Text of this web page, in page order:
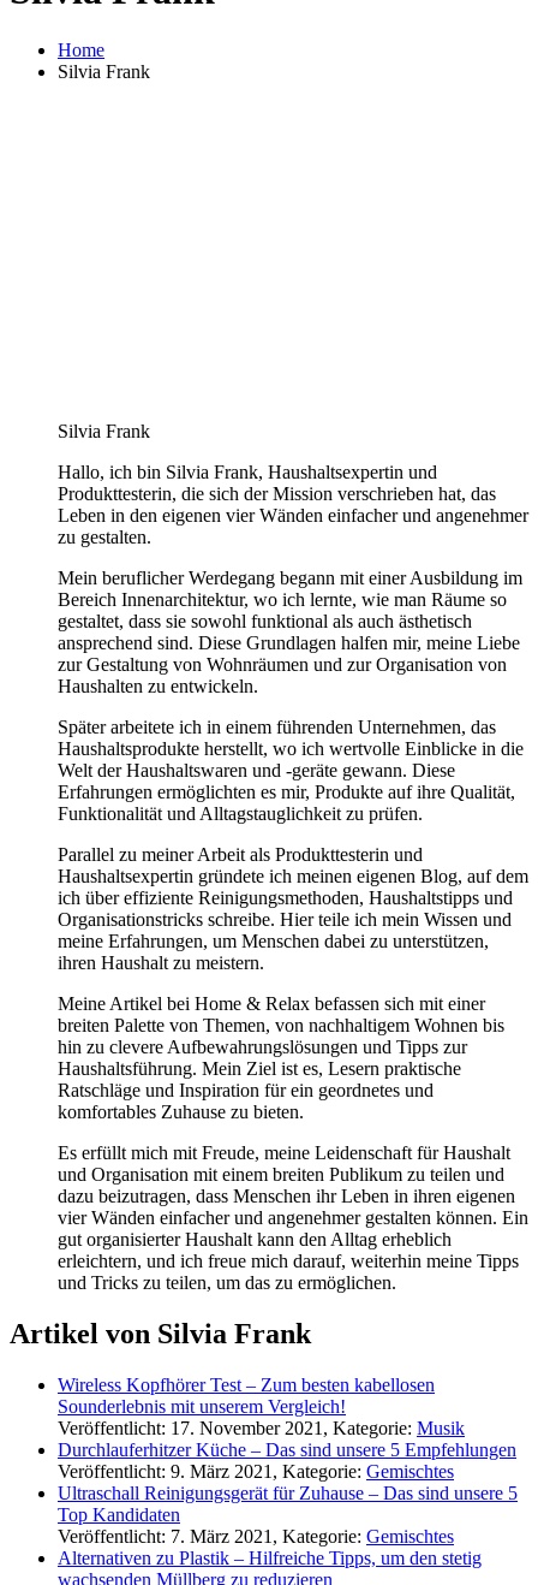
Home
Silvia Frank
Silvia Frank
Hallo, ich bin Silvia Frank, Haushaltsexpertin und
Produkttesterin, die sich der Mission verschrieben hat, das
Leben in den eigenen vier Wänden einfacher und angenehmer
zu gestalten.
Mein beruflicher Werdegang begann mit einer Ausbildung im
Bereich Innenarchitektur, wo ich lernte, wie man Räume so
gestaltet, dass sie sowohl funktional als auch ästhetisch
ansprechend sind. Diese Grundlagen halfen mir, meine Liebe
zur Gestaltung von Wohnräumen und zur Organisation von
Haushalten zu entwickeln.
Später arbeitete ich in einem führenden Unternehmen, das
Haushaltsprodukte herstellt, wo ich wertvolle Einblicke in die
Welt der Haushaltswaren und -geräte gewann. Diese
Erfahrungen ermöglichten es mir, Produkte auf ihre Qualität,
Funktionalität und Alltagstauglichkeit zu prüfen.
Parallel zu meiner Arbeit als Produkttesterin und
Haushaltsexpertin gründete ich meinen eigenen Blog, auf dem
ich über effiziente Reinigungsmethoden, Haushaltstipps und
Organisationstricks schreibe. Hier teile ich mein Wissen und
meine Erfahrungen, um Menschen dabei zu unterstützen,
ihren Haushalt zu meistern.
Meine Artikel bei Home & Relax befassen sich mit einer
breiten Palette von Themen, von nachhaltigem Wohnen bis
hin zu clevere Aufbewahrungslösungen und Tipps zur
Haushaltsführung. Mein Ziel ist es, Lesern praktische
Ratschläge und Inspiration für ein geordnetes und
komfortables Zuhause zu bieten.
Es erfüllt mich mit Freude, meine Leidenschaft für Haushalt
und Organisation mit einem breiten Publikum zu teilen und
dazu beizutragen, dass Menschen ihr Leben in ihren eigenen
vier Wänden einfacher und angenehmer gestalten können. Ein
gut organisierter Haushalt kann den Alltag erheblich
erleichtern, und ich freue mich darauf, weiterhin meine Tipps
und Tricks zu teilen, um das zu ermöglichen.
Artikel von Silvia Frank
Wireless Kopfhörer Test – Zum besten kabellosen
Sounderlebnis mit unserem Vergleich!
Veröffentlicht: 17. November 2021, Kategorie: Musik
Durchlauferhitzer Küche – Das sind unsere 5 Empfehlungen
Veröffentlicht: 9. März 2021, Kategorie: Gemischtes
Ultraschall Reinigungsgerät für Zuhause – Das sind unsere 5
Top Kandidaten
Veröffentlicht: 7. März 2021, Kategorie: Gemischtes
Alternativen zu Plastik – Hilfreiche Tipps, um den stetig
wachsenden Müllberg zu reduzieren